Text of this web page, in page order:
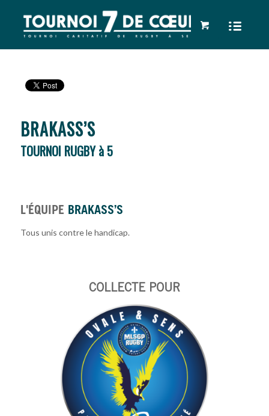
BRAKASS’S
TOURNOI RUGBY à 5
L'ÉQUIPE BRAKASS’S
Tous unis contre le handicap.
COLLECTE POUR